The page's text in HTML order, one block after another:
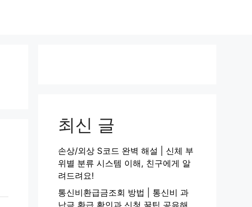
최신 글
손상/외상 S코드 완벽 해설 | 신체 부
위별 분류 시스템 이해, 친구에게 알
려드려요!
통신비환급금조회 방법 | 통신비 과
납금 환급 확인과 신청 꿀팁 공유해